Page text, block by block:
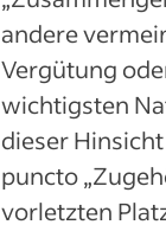
andere
Vergütung
wichtigsten
dieser
puncto
vorletzten